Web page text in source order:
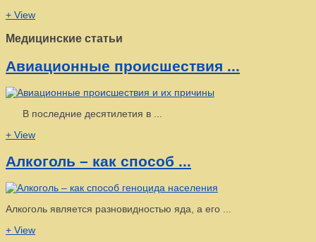
+ View
Медицинские статьи
Авиационные происшествия ...
В последние десятилетия в ...
+ View
Алкоголь – как способ ...
Алкоголь является разновидностью яда, а его ...
+ View